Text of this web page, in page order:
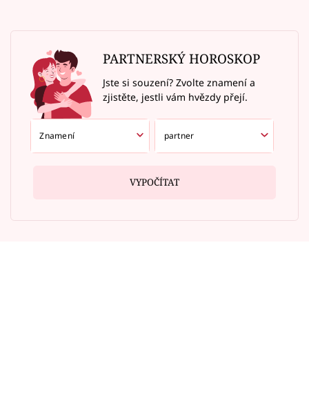
PARTNERSKÝ HOROSKOP
Jste si souzení? Zvolte znamení a
zjistěte, jestli vám hvězdy přejí.
VYPOČÍTAT